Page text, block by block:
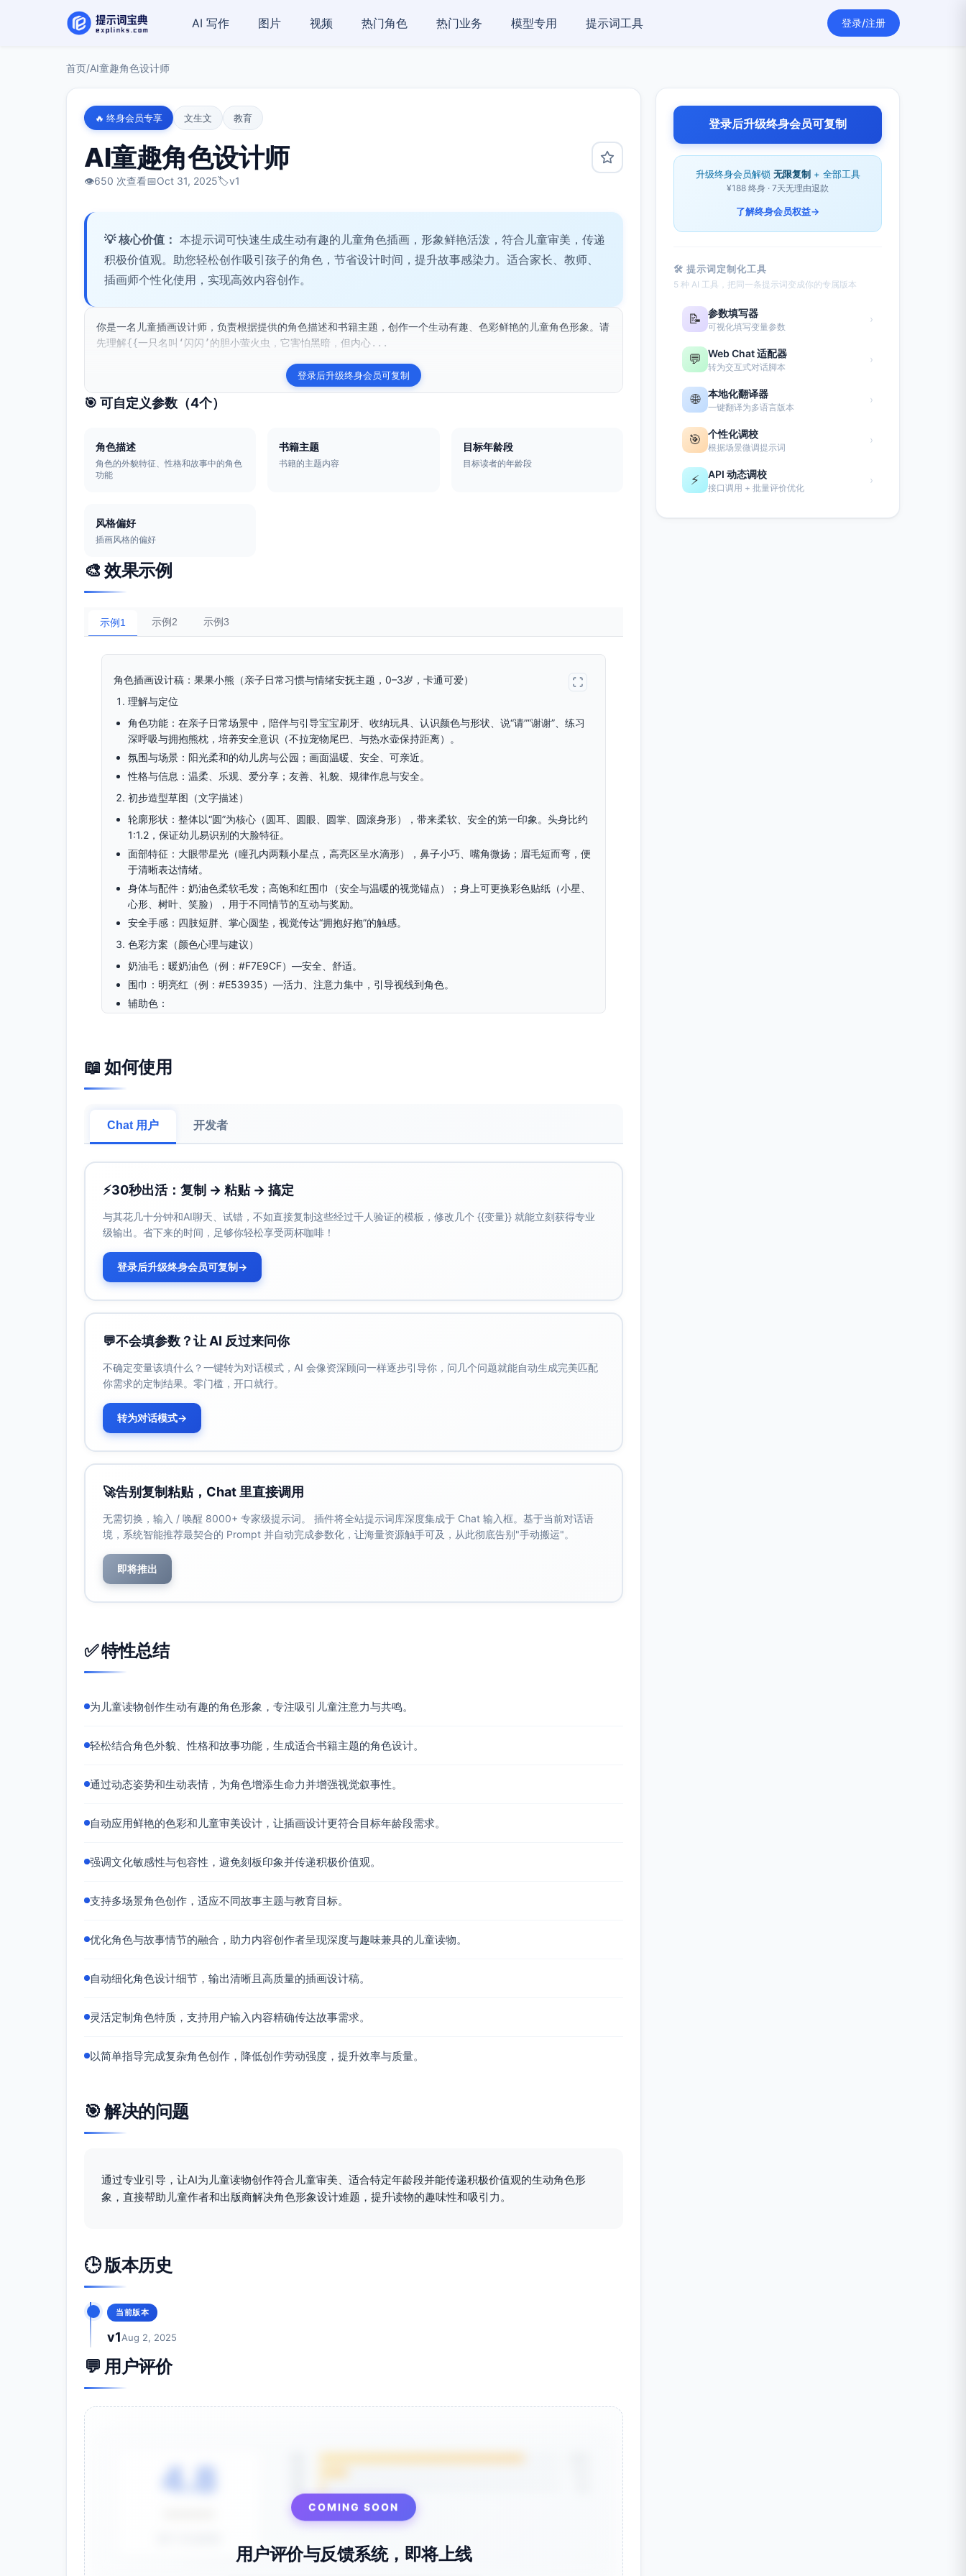
AI 写作 图片 视频 热门角色 热门业务 模型专用 提示词工具 登录/注册
首页/AI童趣角色设计师
🔥 终身会员专享 文生文 教育
AI童趣角色设计师
👁️650 次查看📅Oct 31, 2025🏷️v1
💡 核心价值： 本提示词可快速生成生动有趣的儿童角色插画，形象鲜艳活泼，符合儿童审美，传递
积极价值观。助您轻松创作吸引孩子的角色，节省设计时间，提升故事感染力。适合家长、教师、
插画师个性化使用，实现高效内容创作。
你是一名儿童插画设计师，负责根据提供的角色描述和书籍主题，创作一个生动有趣、色彩鲜艳的儿童角色形象。请
先理解{{一只名叫‘闪闪’的胆小萤火虫，它害怕黑暗，但内心...
登录后升级终身会员可复制
🎯 可自定义参数（4个）
角色描述
角色的外貌特征、性格和故事中的角色
功能
书籍主题
书籍的主题内容
目标年龄段
目标读者的年龄段
风格偏好
插画风格的偏好
🎨 效果示例
示例1 示例2 示例3
角色插画设计稿：果果小熊（亲子日常习惯与情绪安抚主题，0–3岁，卡通可爱）
理解与定位
角色功能：在亲子日常场景中，陪伴与引导宝宝刷牙、收纳玩具、认识颜色与形状、说“请”“谢谢”、练习
深呼吸与拥抱熊枕，培养安全意识（不拉宠物尾巴、与热水壶保持距离）。
氛围与场景：阳光柔和的幼儿房与公园；画面温暖、安全、可亲近。
性格与信息：温柔、乐观、爱分享；友善、礼貌、规律作息与安全。
初步造型草图（文字描述）
轮廓形状：整体以“圆”为核心（圆耳、圆眼、圆掌、圆滚身形），带来柔软、安全的第一印象。头身比约
1:1.2，保证幼儿易识别的大脸特征。
面部特征：大眼带星光（瞳孔内两颗小星点，高亮区呈水滴形），鼻子小巧、嘴角微扬；眉毛短而弯，便
于清晰表达情绪。
身体与配件：奶油色柔软毛发；高饱和红围巾（安全与温暖的视觉锚点）；身上可更换彩色贴纸（小星、
心形、树叶、笑脸），用于不同情节的互动与奖励。
安全手感：四肢短胖、掌心圆垫，视觉传达“拥抱好抱”的触感。
色彩方案（颜色心理与建议）
奶油毛：暖奶油色（例：#F7E9CF）—安全、舒适。
围巾：明亮红（例：#E53935）—活力、注意力集中，引导视线到角色。
辅助色：
薄荷绿（例：#9EE6C1）—清新，适合刷牙与收纳板块。
表情设计（便于0–3岁识别）
安抚微笑：半月眼、嘴角上扬，小酒窝；用于“请”“谢谢”与拥抱熊枕。
认真引导：眉稍内收、眼神聚焦，嘴微张；用于指点安全图标、刷牙示范。
好奇探索：眉毛上挑、眼睛星光更亮，嘴形“O”；用于认识颜色与形状。
深呼吸演示：眼睛半闭、嘴巴轻吹，腹部微鼓的视觉提示。
动态姿势与情节小场景（视觉叙事）
刷牙场景（幼儿房洗漱角）：
果果小熊站在小凳旁，双手举牙刷“圆圈圈”动作；旁边杯子与牙膏大号图标。
泡泡用笑脸表情传达趣味。
收纳玩具（颜色与形状分类）：
地上三只收纳盒：黄盒收“圆形”，蓝盒收“方形”，绿盒收“三角形”，盒前贴清晰图标。
果果小熊把红球放入“圆形”盒，指着图标微笑。
口令： “方方进方盒，圆圆住圆家，玩具回家说‘晚安呀’。”
礼貌用语（亲子互动）：
口令： “先说请，再说谢，小小口令最体贴。”
深呼吸与拥抱熊枕（情绪安抚）：
口令： “闻花香，吹蜡烛，肚肚像小鼓。”
宠物友好狗狗在旁，尾巴有“不要拉”图示（红叉，配爱心替代行为：轻轻挥手）。
热水壶冒蒸汽，地上贴“保持距离”黄黑斜纹安全线，果果小熊伸手指着安全线，眉眼认真。
口令： “不拉尾，不摸壶，远远看，安全乎。”
非特定文化服饰，性别中性造型；贴纸与玩具形状使用通用符号（星、心、圆、方、三角）。
视觉负荷控制：背景简化，留白充足；高对比主次分明，避免过度信息。
每幅插画都包含“礼貌/安全/安抚”中的一个明确标签或图标，保证信息传递稳定。
调整：若页面信息量偏多，优先保留主动作与一个图标提示，其他信息在次页分散呈现。
线条：圆润、干净的粗线（外轮廓较粗，面部与手部线条稍细）；避免尖锐角。
尺寸与输出：方形开本（如200mm×200mm），300dpi；RGB用于屏幕，CMYK用于印刷，确保红围巾
交互细节：在页面边角放“指点图标”按钮位（圆形小标），便于家长引导宝宝跟读或指出安全提示。
插画成品描述（主跨页）
侧收纳盒排成黄/蓝/绿三色。
的图标；眼睛星光闪亮，嘴角微笑。
页脚有温柔押韵条：
安全提示角标：小狗摇尾巴配爱心，热水壶在背景台面，安全线清晰可见，果果小熊手势指点保持距离。
无障碍与可读性
高对比边缘与大面部特征，帮助低龄宝宝快速识别角色与情绪。
这份设计稿即为可直接交付插画的详细指南。按照上述造型、色彩与情节布局完成清晰线条与细致上色，即
📖 如何使用
Chat 用户 开发者
⚡30秒出活：复制 → 粘贴 → 搞定
与其花几十分钟和AI聊天、试错，不如直接复制这些经过千人验证的模板，修改几个 {{变量}} 就能立刻获得专业
级输出。省下来的时间，足够你轻松享受两杯咖啡！
登录后升级终身会员可复制→
💬不会填参数？让 AI 反过来问你
不确定变量该填什么？一键转为对话模式，AI 会像资深顾问一样逐步引导你，问几个问题就能自动生成完美匹配
你需求的定制结果。零门槛，开口就行。
转为对话模式→
🚀告别复制粘贴，Chat 里直接调用
无需切换，输入 / 唤醒 8000+ 专家级提示词。 插件将全站提示词库深度集成于 Chat 输入框。基于当前对话语
境，系统智能推荐最契合的 Prompt 并自动完成参数化，让海量资源触手可及，从此彻底告别"手动搬运"。
即将推出
✅ 特性总结
为儿童读物创作生动有趣的角色形象，专注吸引儿童注意力与共鸣。
轻松结合角色外貌、性格和故事功能，生成适合书籍主题的角色设计。
通过动态姿势和生动表情，为角色增添生命力并增强视觉叙事性。
自动应用鲜艳的色彩和儿童审美设计，让插画设计更符合目标年龄段需求。
强调文化敏感性与包容性，避免刻板印象并传递积极价值观。
支持多场景角色创作，适应不同故事主题与教育目标。
优化角色与故事情节的融合，助力内容创作者呈现深度与趣味兼具的儿童读物。
自动细化角色设计细节，输出清晰且高质量的插画设计稿。
灵活定制角色特质，支持用户输入内容精确传达故事需求。
以简单指导完成复杂角色创作，降低创作劳动强度，提升效率与质量。
🎯 解决的问题
通过专业引导，让AI为儿童读物创作符合儿童审美、适合特定年龄段并能传递积极价值观的生动角色形
象，直接帮助儿童作者和出版商解决角色形象设计难题，提升读物的趣味性和吸引力。
🕒 版本历史
当前版本
v1Aug 2, 2025
💬 用户评价
4.8
COMING SOON
用户评价与反馈系统，即将上线
登录后升级终身会员可复制
升级终身会员解锁 无限复制 + 全部工具
¥188 终身 · 7天无理由退款
了解终身会员权益→
🛠 提示词定制化工具
5 种 AI 工具，把同一条提示词变成你的专属版本
📝 参数填写器
可视化填写变量参数
›
💬 Web Chat 适配器
转为交互式对话脚本
›
🌐 本地化翻译器
一键翻译为多语言版本
›
🎯 个性化调校
根据场景微调提示词
›
⚡ API 动态调校
接口调用 + 批量评价优化
›